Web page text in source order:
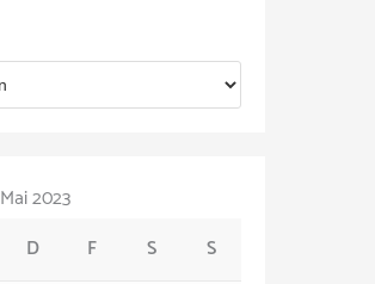
Mai 2023
D F S
S